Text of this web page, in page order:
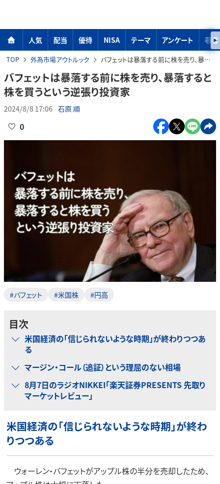
人気 配当 優待 NISA テーマ アンケート 著者
TOP 外為市場アウトルック バフェットは暴落する前に株を売り、暴落すると株を買うという逆張り投資家
バフェットは暴落する前に株を売り、暴落すると
株を買うという逆張り投資家
2024/8/8 17:06 石原 順
0
#バフェット #米国株 #円高
目次
米国経済の「信じられないような時期」が終わりつつあ
る
マージン・コール（追証）という理屈のない相場
8月7日のラジオNIKKEI「楽天証券PRESENTS 先取り
マーケットレビュー」
米国経済の「信じられないような時期」が終わ
りつつある
ウォーレン・バフェットがアップル株の半分を売却したため、